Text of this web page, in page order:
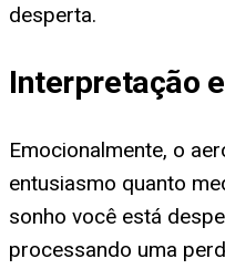
desperta.
Interpretação
Emocionalmente, o
entusiasmo quanto
sonho você está
processando uma